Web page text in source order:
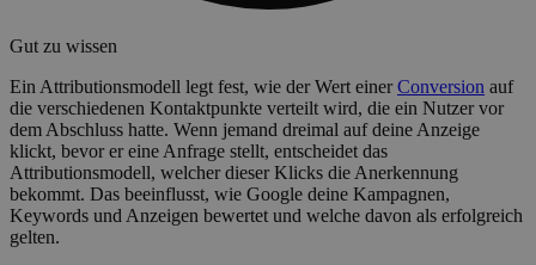
Gut zu wissen
Ein Attributionsmodell legt fest, wie der Wert einerConversion auf
die verschiedenen Kontaktpunkte verteilt wird, die ein Nutzer vor
dem Abschluss hatte. Wenn jemand dreimal auf deine Anzeige
klickt, bevor er eine Anfrage stellt, entscheidet das
Attributionsmodell, welcher dieser Klicks die Anerkennung
bekommt. Das beeinflusst, wie Google deine Kampagnen,
Keywords und Anzeigen bewertet und welche davon als erfolgreich
gelten.